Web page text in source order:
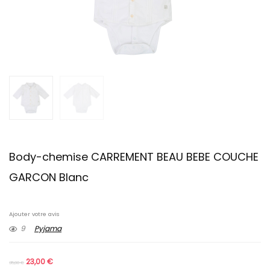
Body-chemise CARREMENT BEAU BEBE COUCHE
GARCON Blanc
Ajouter votre avis
9 Pyjama
35,00€ 23,00€